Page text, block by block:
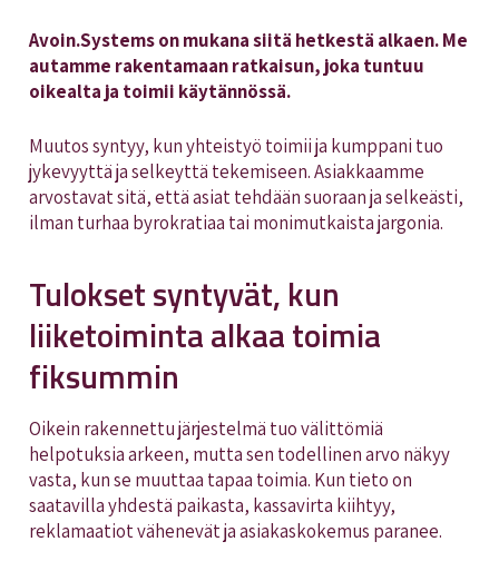
Avoin.Systems on mukana siitä hetkestä alkaen. Me
autamme rakentamaan ratkaisun, joka tuntuu
oikealta ja toimii käytännössä.
Muutos syntyy, kun yhteistyö toimii ja kumppani tuo
jykevyyttä ja selkeyttä tekemiseen. Asiakkaamme
arvostavat sitä, että asiat tehdään suoraan ja selkeästi,
ilman turhaa byrokratiaa tai monimutkaista jargonia.
Tulokset syntyvät, kun
liiketoiminta alkaa toimia
fiksummin
Oikein rakennettu järjestelmä tuo välittömiä
helpotuksia arkeen, mutta sen todellinen arvo näkyy
vasta, kun se muuttaa tapaa toimia. Kun tieto on
saatavilla yhdestä paikasta, kassavirta kiihtyy,
reklamaatiot vähenevät ja asiakaskokemus paranee.